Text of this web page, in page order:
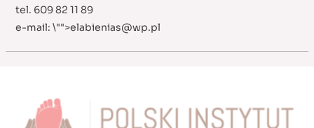
tel. 609 82 11 89
e-mail: \"">elabienias@wp.pl